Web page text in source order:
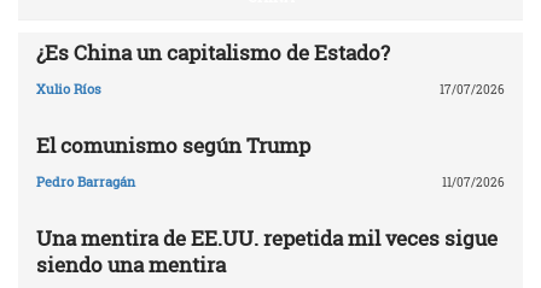
¿Es China un capitalismo de Estado?
Xulio Ríos 17/07/2026
El comunismo según Trump
Pedro Barragán 11/07/2026
Una mentira de EE.UU. repetida mil veces sigue
siendo una mentira